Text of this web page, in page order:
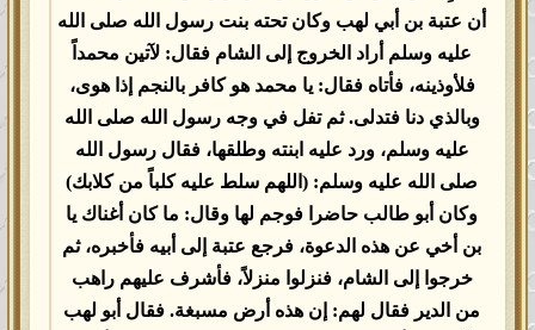
أن عتبة بن أبي لهب وكان تحته بنت رسول الله صلى الله
عليه وسلم أراد الخروج إلى الشام فقال: لآتين محمداً
فلأوذينه، فأتاه فقال: يا محمد هو كافر بالنجم إذا هوى،
وبالذي دنا فتدلى. ثم تفل في وجه رسول الله صلى الله
عليه وسلم، ورد عليه ابنته وطلقها، فقال رسول الله
صلى الله عليه وسلم: (اللهم سلط عليه كلباً من كلابك)
وكان أبو طالب حاضرا فوجم لها وقال: ما كان أغناك يا
بن أخي عن هذه الدعوة، فرجع عتبة إلى أبيه فأخبره، ثم
خرجوا إلى الشام، فنزلوا منزلاً، فأشرف عليهم راهب
من الدير فقال لهم: إن هذه أرض مسبغة. فقال أبو لهب